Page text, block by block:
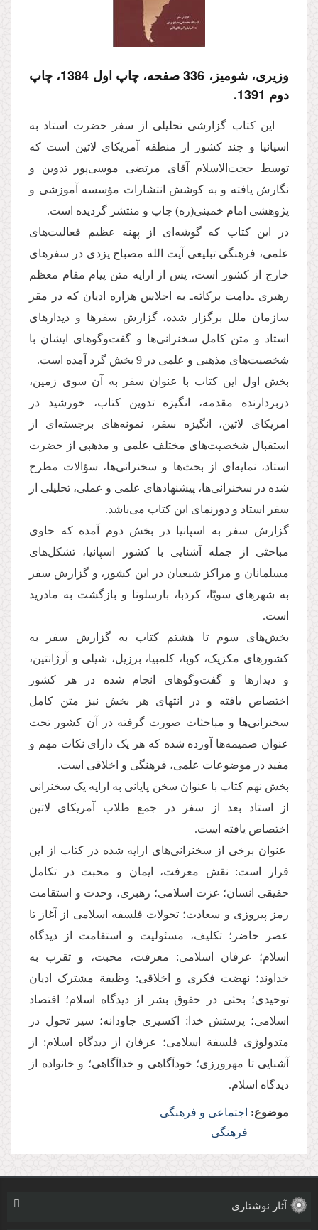
وزیری، شومیز، 336 صفحه، چاپ اول 1384، چاپ
دوم 1391.
این کتاب گزارشی تحلیلی از سفر حضرت استاد به
اسپانیا و چند کشور از منطقه آمریکای لاتین است که
توسط حجت‌الاسلام آقای مرتضی موسی‌پور تدوین و
نگارش یافته و به کوشش انتشارات مؤسسه آموزشی و
پژوهشی امام خمینی(ره) چاپ و منتشر گردیده است.
در این کتاب که گوشه‌ای از پهنه عظیم فعالیت‌های
علمی، فرهنگی تبلیغی آیت الله مصباح یزدی در سفرهای
خارج از کشور است، پس از ارایه متن پیام مقام معظم
رهبری ‌ـ‌دامت برکاته‌ـ به اجلاس هزاره ادیان که در مقر
سازمان ملل برگزار شده، گزارش سفرها و دیدارهای
استاد و متن کامل سخنرانی‌ها و گفت‌وگوهای ایشان با
شخصیت‌های مذهبی و علمی در 9 بخش گرد آمده است.
بخش اول این کتاب با عنوان سفر به آن سوی زمین،
دربردارنده مقدمه، انگیزه تدوین کتاب، خورشید در
امریکای لاتین، انگیزه سفر، نمونه‌های برجسته‌ای از
استقبال شخصیت‌های مختلف علمی و مذهبی از حضرت
استاد، نمایه‌ای از بحث‌ها و سخنرانی‌ها، سؤالات مطرح
شده در سخنرانی‌ها، پیشنهادهای علمی و عملی، تحلیلی از
سفر استاد و دورنمای این کتاب می‌باشد.
گزارش سفر به اسپانیا در بخش دوم آمده که حاوی
مباحثی از جمله آشنایی با کشور اسپانیا، تشکل‌های
مسلمانان و مراکز شیعیان در این کشور، و گزارش سفر
به شهرهای سویّا، کردبا، بارسلونا و بازگشت به مادرید
است.
بخش‌های سوم تا هشتم کتاب به گزارش سفر به
کشورهای مکزیک، کوبا، کلمبیا، برزیل، شیلی و آرژانتین،
و دیدارها و گفت‌وگوهای انجام شده در هر کشور
اختصاص یافته و در انتهای هر بخش نیز متن کامل
سخنرانی‌ها و مباحثات صورت گرفته در آن کشور تحت
عنوان ضمیمه‌ها آورده شده که هر یک دارای نکات مهم و
مفید در موضوعات علمی، فرهنگی و اخلاقی است.
بخش نهم کتاب با عنوان سخن پایانی به ارایه یک سخنرانی
از استاد بعد از سفر در جمع طلاب آمریکای لاتین
اختصاص یافته است.
عنوان برخی از سخنرانی‌های ارایه شده در کتاب از این
قرار است: نقش معرفت، ایمان و محبت در تکامل
حقیقی انسان؛ عزت اسلامی؛ رهبری، وحدت و استقامت
رمز پیروزی و سعادت؛ تحولات فلسفه اسلامی از آغاز تا
عصر حاضر؛ تکلیف، مسئولیت و استقامت از دیدگاه
اسلام؛ عرفان اسلامی: معرفت، محبت، و تقرب به
خداوند؛ نهضت فکری و اخلاقی: وظیفة مشترک ادیان
توحیدی؛ بحثی در حقوق بشر از دیدگاه اسلام؛ اقتصاد
اسلامی؛ پرستش خدا: اکسیری جاودانه؛ سیر تحول در
متدولوژی فلسفة اسلامی؛ عرفان از دیدگاه اسلام: از
آشنایی تا مهرورزی؛ خودآگاهی و خداآگاهی؛ و خانواده از
دیدگاه اسلام.
موضوع: اجتماعی و فرهنگی
فرهنگی
آثار نوشتاری